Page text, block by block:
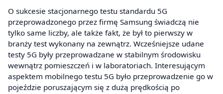
O sukcesie stacjonarnego testu standardu 5G
przeprowadzonego przez firmę Samsung świadczą nie
tylko same liczby, ale także fakt, że był to pierwszy w
branży test wykonany na zewnątrz. Wcześniejsze udane
testy 5G były przeprowadzane w stabilnym środowisku
wewnątrz pomieszczeń i w laboratoriach. Interesującym
aspektem mobilnego testu 5G było przeprowadzenie go w
pojeździe poruszającym się z dużą prędkością po